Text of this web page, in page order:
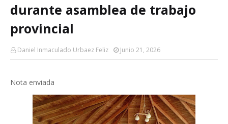
durante asamblea de trabajo
provincial
Daniel Inmaculado Urbaez Feliz Junio 21, 2026
Nota enviada